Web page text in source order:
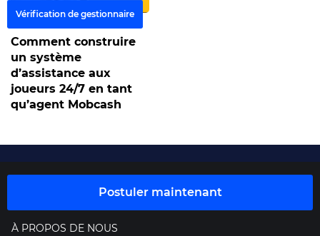
Comment construire
un système
d’assistance aux
joueurs 24/7 en tant
qu’agent Mobcash
À PROPOS DE NOUS
Postuler maintenant
Vérification de gestionnaire